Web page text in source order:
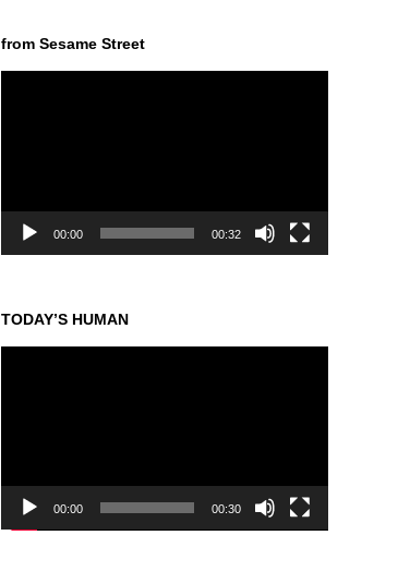
from Sesame Street
00:00 00:32
TODAY’S HUMAN
00:00 00:30